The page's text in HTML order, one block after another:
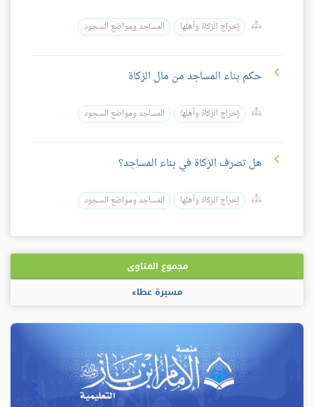
إخراج الزكاة وأهلها المساجد ومواضع السجود
حكم بناء المساجد من مال الزكاة
إخراج الزكاة وأهلها المساجد ومواضع السجود
هل تصرف الزكاة في بناء المساجد؟
إخراج الزكاة وأهلها المساجد ومواضع السجود
مجموع الفتاوى
مسيرة عطاء